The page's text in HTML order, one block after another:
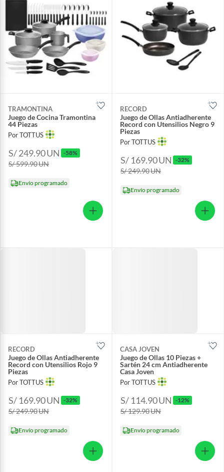
TRAMONTINA
Juego de Cocina Tramontina
44 Piezas
Por TOTTUS
S/ 249.90UN -58%
S/ 599.90UN
Envío programado
RECORD
Juego de Ollas Antiadherente
Record con Utensilios Negro 9
Piezas
Por TOTTUS
S/ 169.90UN -32%
S/ 249.90UN
Envío programado
RECORD
Juego de Ollas Antiadherente
Record con Utensilios Rojo 9
Piezas
Por TOTTUS
S/ 169.90UN -32%
S/ 249.90UN
Envío programado
CASA JOVEN
Juego de Ollas 10 Piezas +
Sartén 24 cm Antiadherente
Casa Joven
Por TOTTUS
S/ 114.90UN -12%
S/ 129.90UN
Envío programado